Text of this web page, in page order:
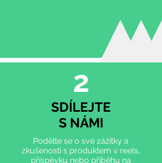
2
SDÍLEJTE
S NÁMI
Podělte se o své zážitky a
zkušenosti s produktem v reels,
příspěvku nebo příběhu na